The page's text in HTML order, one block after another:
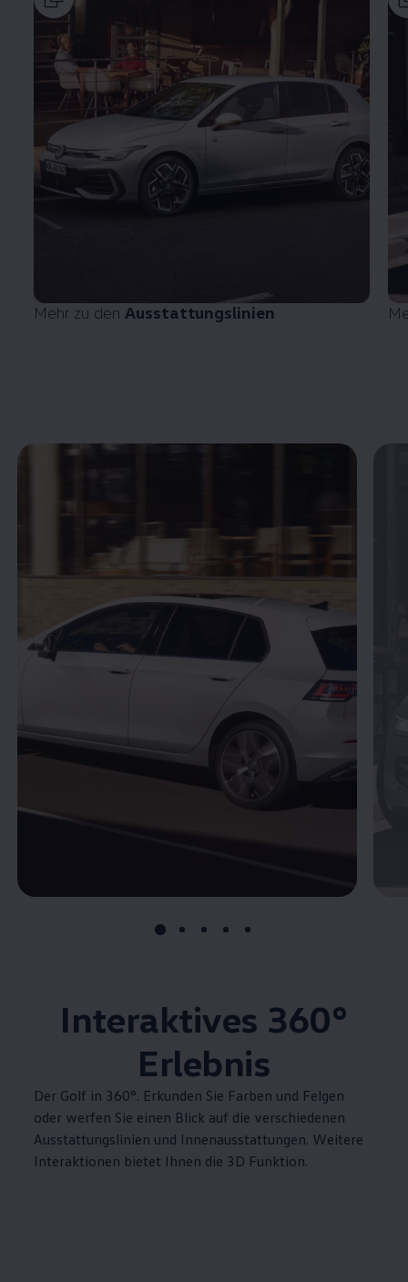
Mehr zu den Ausstattungslinien
Enable fullscreen mode
Interaktives 360°
Erlebnis
Der Golf in 360°. Erkunden Sie Farben und Felgen
oder werfen Sie einen Blick auf die verschiedenen
Ausstattungslinien und Innenausstattungen. Weitere
Interaktionen bietet Ihnen die 3D Funktion.